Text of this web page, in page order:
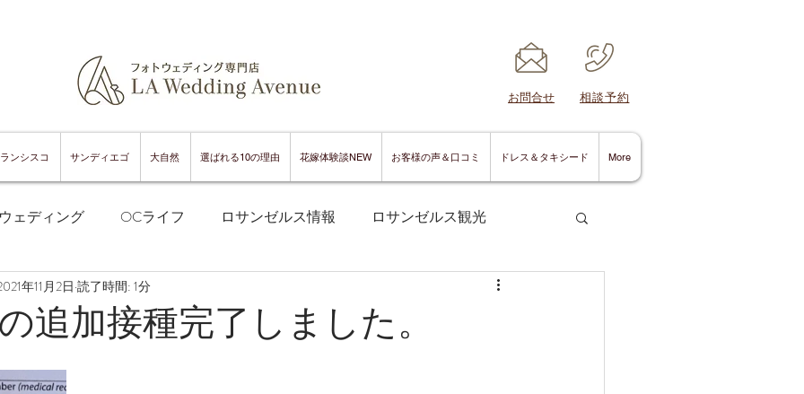
​お問合せ ​相談予約
ンシスコ サンディエゴ 大自然 選ばれる10の理由 花嫁体験談NEW お客様の声＆口コミ ドレス＆タキシード More
ェディング OCライフ ロサンゼルス情報 ロサンゼルス観光
ンシスコフォトウェディング
追加接種完了しました。
年11月2日 読了時間: 1分